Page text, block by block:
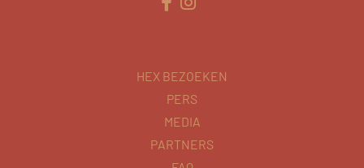
HEX BEZOEKEN
PERS
MEDIA
PARTNERS